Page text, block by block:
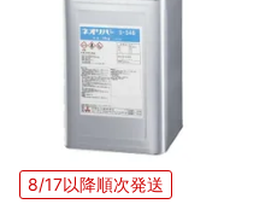
8/17以降順次発送